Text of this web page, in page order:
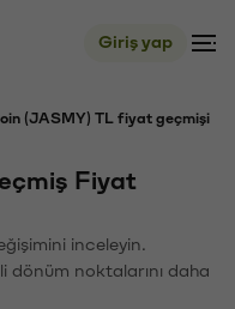
Giriş yap
(JASMY) TL fiyat geçmişi
Fiyat
inceleyin.
dönüm noktalarını daha